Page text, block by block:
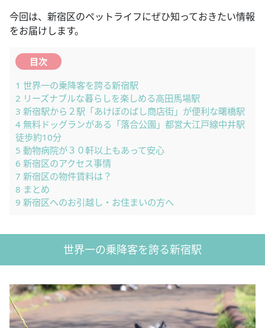
今回は、新宿区のペットライフにぜひ知っておきたい情報
をお届けします。
目次
1 世界一の乗降客を誇る新宿駅
2 リーズナブルな暮らしを楽しめる高田馬場駅
3 新宿駅から２駅「あけぼのばし商店街」が便利な曙橋駅
4 無料ドッグランがある「落合公園」都営大江戸線中井駅
徒歩約10分
5 動物病院が３０軒以上もあって安心
6 新宿区のアクセス事情
7 新宿区の物件賃料は？
8 まとめ
9 新宿区へのお引越し・お住まいの方へ
世界一の乗降客を誇る新宿駅